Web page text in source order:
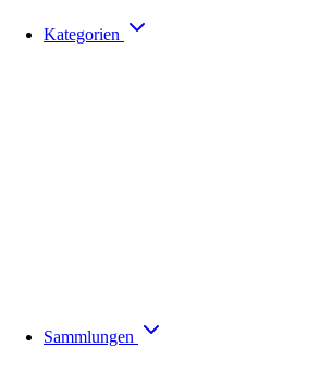
Kategorien
Sammlungen